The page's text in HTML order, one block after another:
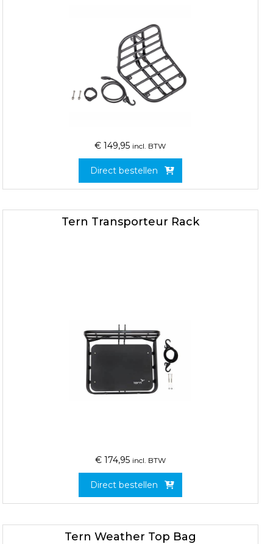
€ 149,95 incl. BTW
Direct bestellen
Tern Transporteur Rack
€ 174,95 incl. BTW
Direct bestellen
Tern Weather Top Bag